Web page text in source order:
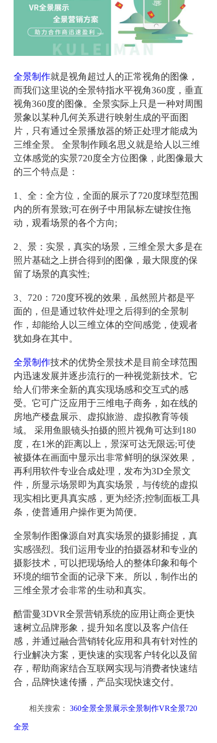
全景制作就是视角超过人的正常视角的图像，
而我们这里说的全景特指水平视角360度，垂直
视角360度的图像。全景实际上只是一种对周围
景象以某种几何关系进行映射生成的平面图
片，只有通过全景播放器的矫正处理才能成为
三维全景。 全景制作顾名思义就是给人以三维
立体感觉的实景720度全方位图像，此图像最大
的三个特点是：
1、全：全方位，全面的展示了720度球型范围
内的所有景致;可在例子中用鼠标左键按住拖
动，观看场景的各个方向;
2、景：实景，真实的场景，三维全景大多是在
照片基础之上拼合得到的图像，最大限度的保
留了场景的真实性;
3、720：720度环视的效果，虽然照片都是平
面的，但是通过软件处理之后得到的全景制
作，却能给人以三维立体的空间感觉，使观者
犹如身在其中。
全景制作技术的优势全景技术是目前全球范围
内迅速发展并逐步流行的一种视觉新技术。它
给人们带来全新的真实现场感和交互式的感
受。它可广泛应用于三维电子商务，如在线的
房地产楼盘展示、虚拟旅游、虚拟教育等领
域。 采用鱼眼镜头拍摄的照片视角可达到180
度，在1米的距离以上，景深可达无限远;可使
被摄体在画面中显示出非常鲜明的纵深效果，
再利用软件专业合成处理，发布为3D全景文
件，所显示场景即为真实场景，与传统的虚拟
现实相比更具真实感，更为经济;控制面板工具
条，使普通用户操作更为简便。
全景制作图像源自对真实场景的摄影捕捉，真
实感强烈。我们运用专业的拍摄器材和专业的
摄影技术，可以把现场给人的整体印象和每个
环境的细节全面的记录下来。所以，制作出的
三维全景才会非常的生动和真实。
酷雷曼3DVR全景营销系统的应用让商企更快
速树立品牌形象，提升知名度以及客户信任
感，并通过融合营销转化应用和具有针对性的
行业解决方案，更快速的实现客户转化以及留
存，帮助商家结合互联网实现与消费者快速结
合，品牌快速传播，产品实现快速交付。
相关搜索： 360全景全景展示全景制作VR全景720
全景